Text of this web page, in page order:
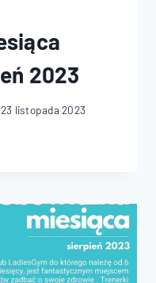
2023
23 listopada 2023